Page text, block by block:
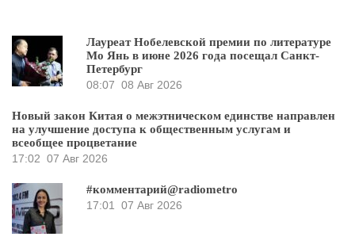
Лауреат Нобелевской премии по литературе
Мо Янь в июне 2026 года посещал Санкт-
Петербург
08:07 08 Авг 2026
Новый закон Китая о межэтническом единстве направлен
на улучшение доступа к общественным услугам и
всеобщее процветание
17:02 07 Авг 2026
#комментарий@radiometro
17:01
07 Авг 2026